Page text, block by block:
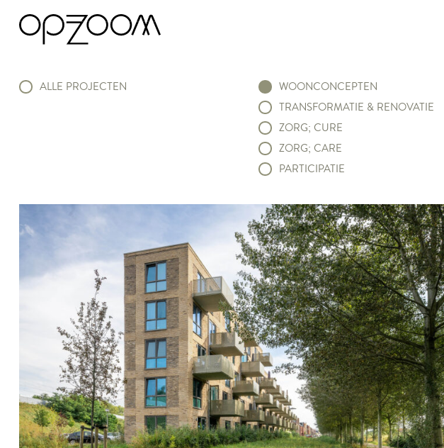
ALLE PROJECTEN
WOONCONCEPTEN
TRANSFORMATIE & RENOVATIE
ZORG; CURE
ZORG; CARE
PARTICIPATIE